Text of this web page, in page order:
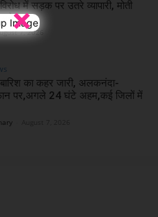
×
में सड़क पर उतरे व्यापारी, मोती
धरना
7, 2026
का कहर जारी, अलकनंदा-
पर,अगले 24 घंटे अहम,कई जिलों में